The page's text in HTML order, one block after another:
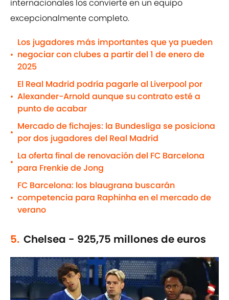
internacionales los convierte en un equipo
excepcionalmente completo.
•
Los jugadores más importantes que ya pueden
negociar con clubes a partir del 1 de enero de
2025
•
El Real Madrid podría pagarle al Liverpool por
Alexander-Arnold aunque su contrato esté a
punto de acabar
•
Mercado de fichajes: la Bundesliga se posiciona
por dos jugadores del Real Madrid
•
La oferta final de renovación del FC Barcelona
para Frenkie de Jong
•
FC Barcelona: los blaugrana buscarán
competencia para Raphinha en el mercado de
verano
5. Chelsea - 925,75 millones de euros